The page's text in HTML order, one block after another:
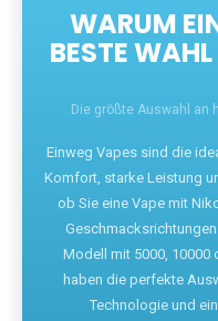
WARUM
BESTE
Die größte Auswahl an
Einweg Vapes sind die
Komfort, starke Leistung
ob Sie eine Vape mit
Modell mit 5000, 10000
haben die perfekte
Technologie und